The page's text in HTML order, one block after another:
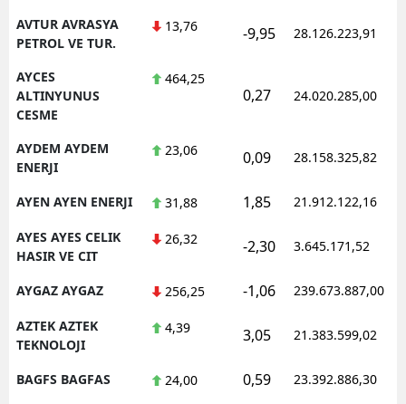
AVTUR AVRASYA
PETROL VE TUR.
13,76 -9,95 28.126.223,91
AYCES
ALTINYUNUS
CESME
464,25
0,27 24.020.285,00
AYDEM AYDEM
ENERJI
23,06 0,09 28.158.325,82
AYEN AYEN ENERJI 31,88 1,85 21.912.122,16
AYES AYES CELIK
HASIR VE CIT
26,32 -2,30 3.645.171,52
AYGAZ AYGAZ 256,25 -1,06 239.673.887,00
AZTEK AZTEK
TEKNOLOJI
4,39 3,05 21.383.599,02
BAGFS BAGFAS 24,00 0,59 23.392.886,30